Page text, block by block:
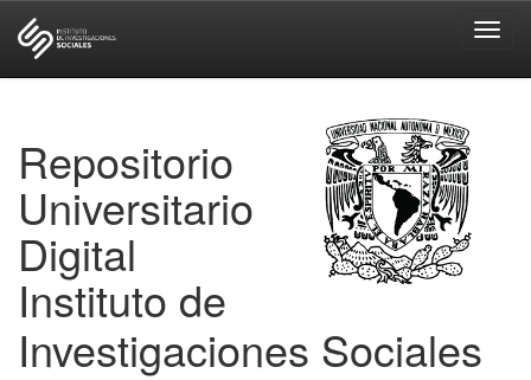
Repositorio
Universitario
Digital
Instituto de
Investigaciones Sociales